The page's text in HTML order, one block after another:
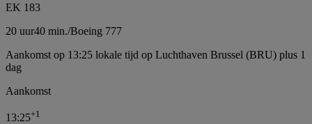
EK 183
20 uur40 min./Boeing 777
Aankomst op 13:25 lokale tijd op Luchthaven Brussel (BRU) plus 1
dag
Aankomst
13:25+1